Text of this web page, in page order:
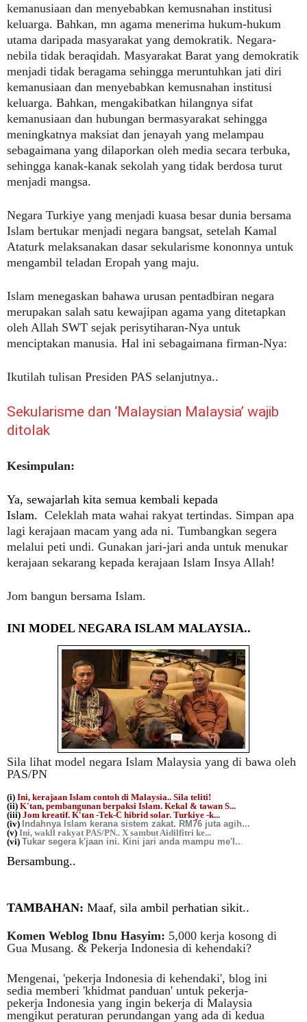
kemanusiaan dan menyebabkan kemusnahan institusi
keluarga. Bahkan, mn agama menerima hukum-hukum
utama daripada masyarakat yang demokratik. Negara-
nebila tidak beraqidah. Masyarakat Barat yang demokratik
menjadi tidak beragama sehingga meruntuhkan jati diri
kemanusiaan dan menyebabkan kemusnahan institusi
keluarga. Bahkan, mengakibatkan hilangnya sifat
kemanusiaan dan hubungan bermasyarakat sehingga
meningkatnya maksiat dan jenayah yang melampau
sebagaimana yang dilaporkan oleh media secara terbuka,
sehingga kanak-kanak sekolah yang tidak berdosa turut
menjadi mangsa.
Negara Turkiye yang menjadi kuasa besar dunia bersama
Islam bertukar menjadi negara bangsat, setelah Kamal
Ataturk melaksanakan dasar sekularisme kononnya untuk
mengambil teladan Eropah yang maju.
Islam menegaskan bahawa urusan pentadbiran negara
merupakan salah satu kewajipan agama yang ditetapkan
oleh Allah SWT sejak perisytiharan-Nya untuk
menciptakan manusia. Hal ini sebagaimana firman-Nya:
Ikutilah tulisan Presiden PAS selanjutnya..
Sekularisme dan ‘Malaysian Malaysia’ wajib
ditolak
Kesimpulan:
Ya, sewajarlah kita semua kembali kepada
Islam. Celeklah mata wahai rakyat tertindas. Simpan apa
lagi kerajaan macam yang ada ni. Tumbangkan segera
melalui peti undi. Gunakan jari-jari anda untuk menukar
kerajaan sekarang kepada kerajaan Islam Insya Allah!
Jom bangun bersama Islam.
INI MODEL NEGARA ISLAM MALAYSIA..
Sila lihat model negara Islam Malaysia yang di bawa oleh
PAS/PN
(i) Ini, kerajaan Islam contoh di Malaysia.. Sila teliti!
(ii) K'tan, pembangunan berpaksi Islam. Kekal & tawan S...
(iii) Jom kreatif. K'tan -Tek-C hibrid solar. Turkiye -k...
(iv) Indahnya Islam kerana sistem zakat. RM76 juta agih...
(v) Ini, wakll rakyat PAS/PN.. X sambut Aidilfitri ke...
(vi) Tukar segera k'jaan ini. Kini jari anda mampu me'I..
Bersambung..
TAMBAHAN: Maaf, sila ambil perhatian sikit..
Komen Weblog Ibnu Hasyim: 5,000 kerja kosong di
Gua Musang. & Pekerja Indonesia di kehendaki?
Mengenai, 'pekerja Indonesia di kehendaki', blog ini
sedia memberi 'khidmat panduan' untuk pekerja-
pekerja Indonesia yang ingin bekerja di Malaysia
mengikut peraturan perundangan yang ada di kedua